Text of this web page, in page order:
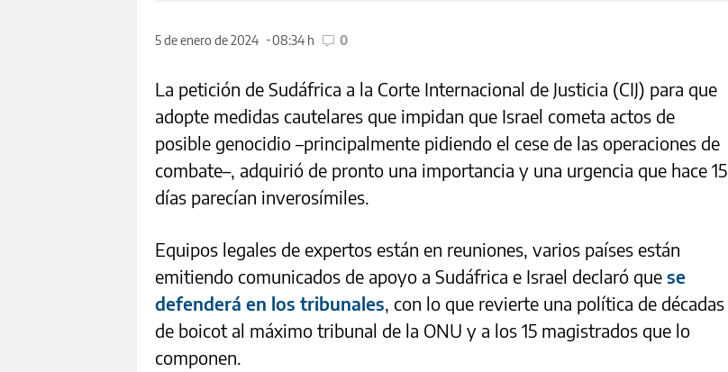
5 de enero de 2024 08:34 h 0
La petición de Sudáfrica a la Corte Internacional de Justicia (CIJ) para que
adopte medidas cautelares que impidan que Israel cometa actos de
posible genocidio –principalmente pidiendo el cese de las operaciones de
combate–, adquirió de pronto una importancia y una urgencia que hace 15
días parecían inverosímiles.
Equipos legales de expertos están en reuniones, varios países están
emitiendo comunicados de apoyo a Sudáfrica e Israel declaró que se
defenderá en los tribunales, con lo que revierte una política de décadas
de boicot al máximo tribunal de la ONU y a los 15 magistrados que lo
componen.